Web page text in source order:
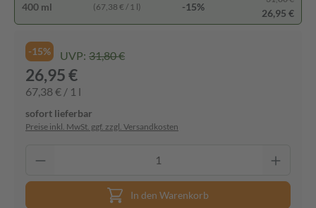
400 ml (67,38 € / 1 l) -15%
26,95 €
-15% UVP: 31,80 €
26,95 €
67,38 € / 1 l
sofort lieferbar
Preise inkl. MwSt. ggf. zzgl. Versandkosten
In den Warenkorb